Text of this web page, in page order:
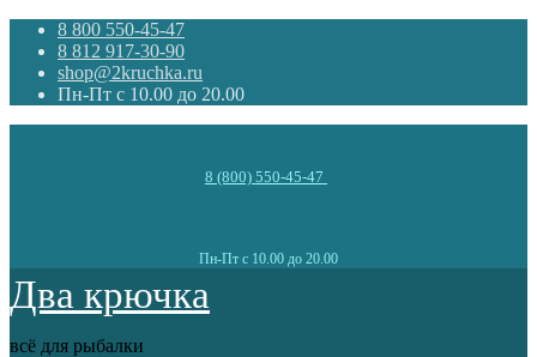
8 800 550-45-47
8 812 917-30-90
shop@2kruchka.ru
Пн-Пт с 10.00 до 20.00
8 (800) 550-45-47
Пн-Пт с 10.00 до 20.00
Два крючка
всё для рыбалки